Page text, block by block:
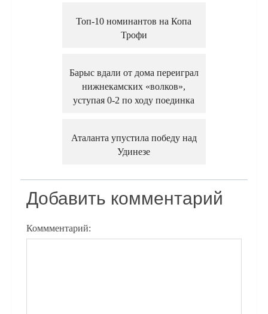
Топ-10 номинантов на Копа
Трофи
Барыс вдали от дома переиграл
нижнекамских «волков»,
уступая 0-2 по ходу поединка
Аталанта упустила победу над
Удинезе
Добавить комментарий
Коммментарий: